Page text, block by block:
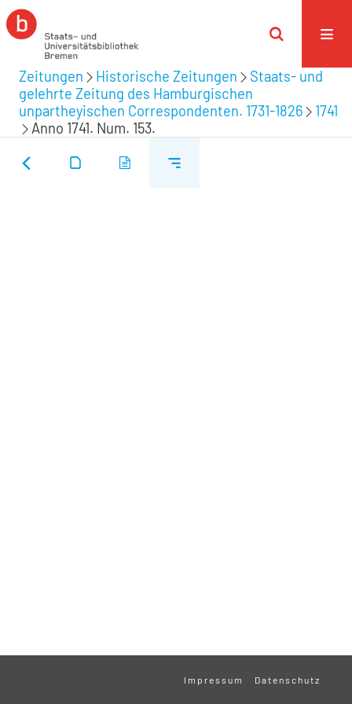
Zeitungen Historische Zeitungen
Staats- und
gelehrte Zeitung des Hamburgischen
unpartheyischen Correspondenten. 1731-1826
1741
Anno 1741. Num. 153.
Impressum Datenschutz